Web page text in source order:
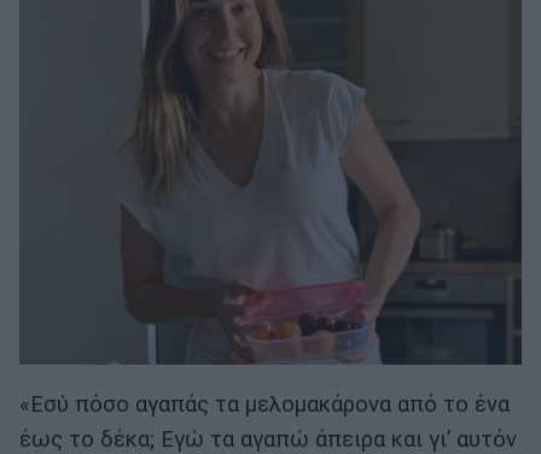
«Εσύ πόσο αγαπάς τα μελομακάρονα από το ένα
έως το δέκα; Εγώ τα αγαπώ άπειρα και γι’ αυτόν